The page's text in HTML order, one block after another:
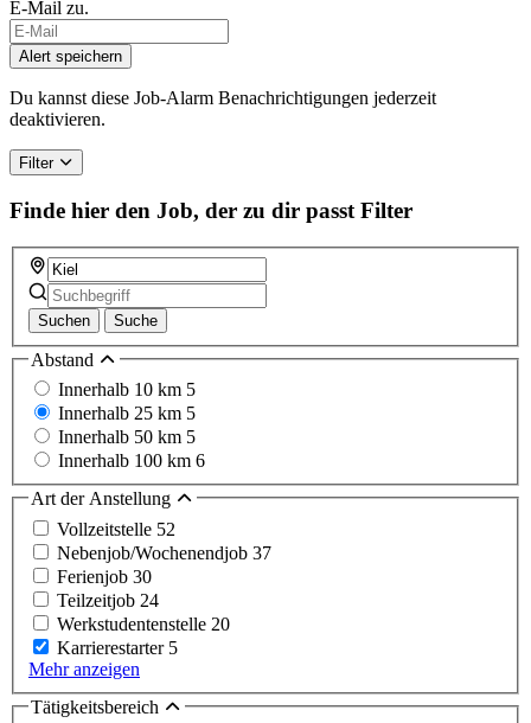
E-Mail zu.
Alert speichern
Du kannst diese Job-Alarm Benachrichtigungen jederzeit
deaktivieren.
Filter
Finde hier den Job, der zu dir passt Filter
Suchen Suche
Abstand
Innerhalb 10 km 5
Innerhalb 25 km 5
Innerhalb 50 km 5
Innerhalb 100 km 6
Art der Anstellung
Vollzeitstelle 52
Nebenjob/Wochenendjob 37
Ferienjob 30
Teilzeitjob 24
Werkstudentenstelle 20
Karrierestarter 5
Mehr anzeigen
Tätigkeitsbereich